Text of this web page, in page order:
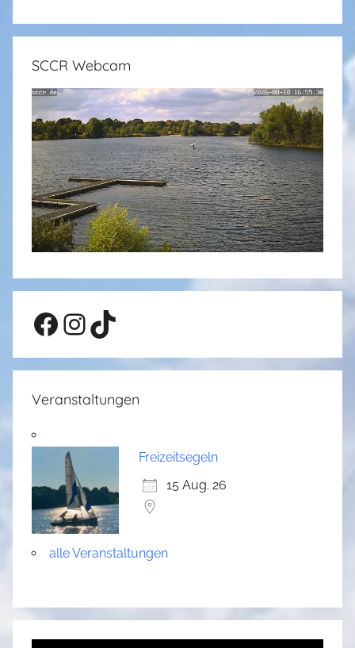
SCCR Webcam
Facebook
Instagram
TikTok
Veranstaltungen
Freizeitsegeln
15 Aug. 26
alle Veranstaltungen